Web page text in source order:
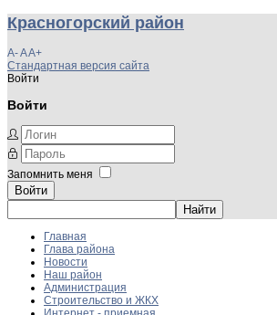
Красногорский район
A-AA+
Стандартная версия сайта
Войти
Войти
Запомнить меня
Войти
Главная
Глава района
Новости
Наш район
Администрация
Строительство и ЖКХ